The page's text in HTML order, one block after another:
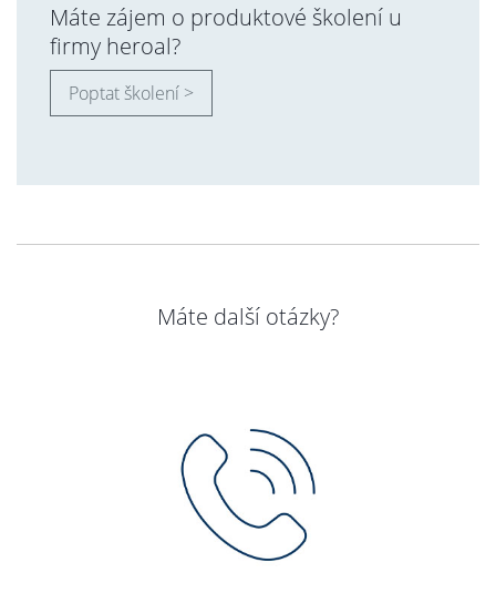
Máte zájem o produktové školení u
firmy heroal?
Poptat školení >
Máte další otázky?